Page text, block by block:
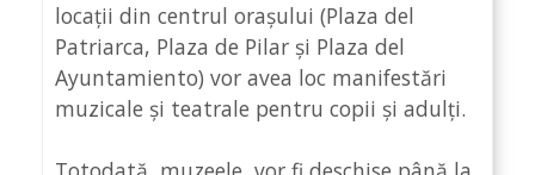
locații din centrul orașului (Plaza del
Patriarca, Plaza de Pilar și Plaza del
Ayuntamiento) vor avea loc manifestări
muzicale și teatrale pentru copii și adulți.